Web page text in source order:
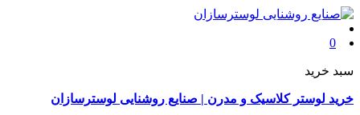
0
سبد خرید
خرید لوستر کلاسیک و مدرن | صنایع روشنایی لوسترسازان